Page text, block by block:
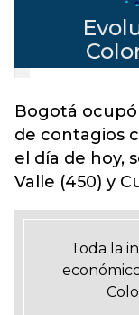
Bogotá
de contagios
el día de hoy,
Valle (450) y
Toda la